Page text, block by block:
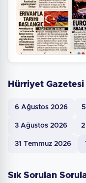
Hürriyet
6 Ağustos 2026
3 Ağustos 2026
31 Temmuz 2026
Sık Sorulan